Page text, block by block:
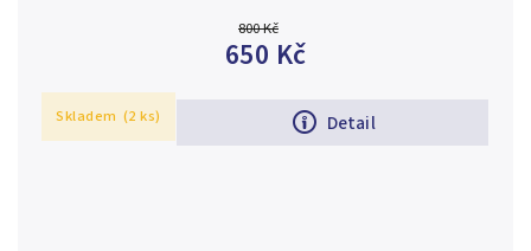
800 Kč
650 Kč
Detail
Skladem (2 ks)